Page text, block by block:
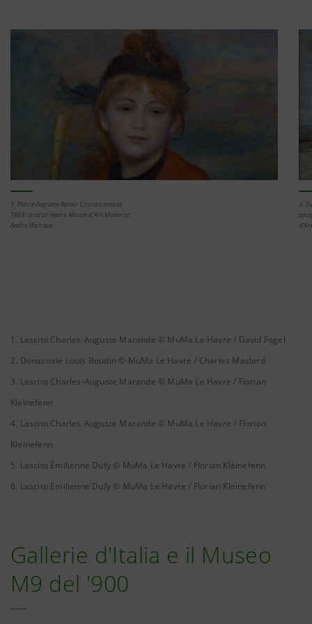
1. Pierre-Auguste Renoir L’escursionista
1888 circa Le Havre, Musée d’Art Moderne
André Malraux
2.
1. Lascito Charles-Auguste Marande © MuMa Le Havre / David Fogel
2. Donazione Louis Boudin © MuMa Le Havre / Charles Maslard
3. Lascito Charles-Auguste Marande © MuMa Le Havre / Florian
Kleinefenn
4. Lascito Charles-Auguste Marande © MuMa Le Havre / Florian
Kleinefenn
5. Lascito Émilienne Dufy © MuMa Le Havre / Florian Kleinefenn
6. Lascito Émilienne Dufy © MuMa Le Havre / Florian Kleinefenn
Gallerie d'Italia e il Museo
M9 del '900